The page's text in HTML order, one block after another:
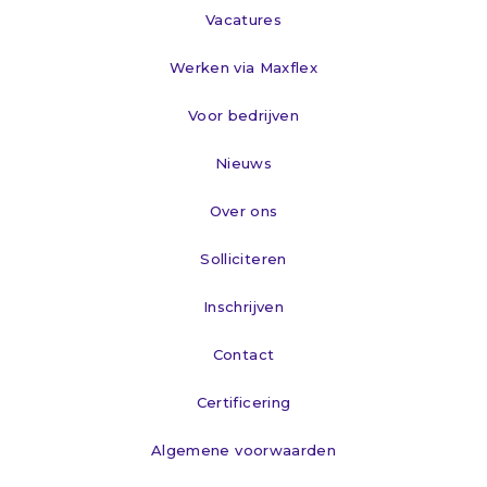
Vacatures
Werken via Maxflex
Voor bedrijven
Nieuws
Over ons
Solliciteren
Inschrijven
Contact
Certificering
Algemene voorwaarden